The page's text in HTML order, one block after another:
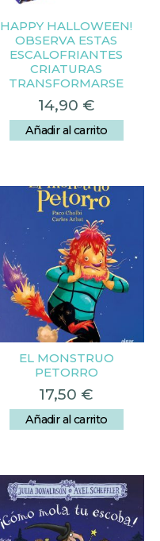
HAPPY HALLOWEEN!
OBSERVA ESTAS
ESCALOFRIANTES
CRIATURAS
TRANSFORMARSE
14,90 €
Añadir al carrito
EL MONSTRUO
PETORRO
17,50 €
Añadir al carrito